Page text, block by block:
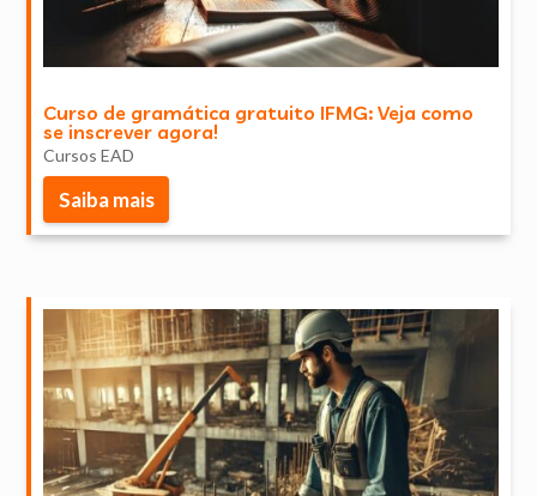
Curso de gramática gratuito IFMG: Veja como
se inscrever agora!
Cursos EAD
Saiba mais